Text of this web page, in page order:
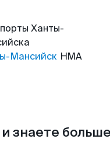
Ханты-
Мансийск HMA
знаете